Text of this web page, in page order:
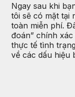
Ngay sau khi
tôi sẽ có mặt tại
toàn miễn phí.
đoán” chính
thực tế tình
về các dấu hiệu